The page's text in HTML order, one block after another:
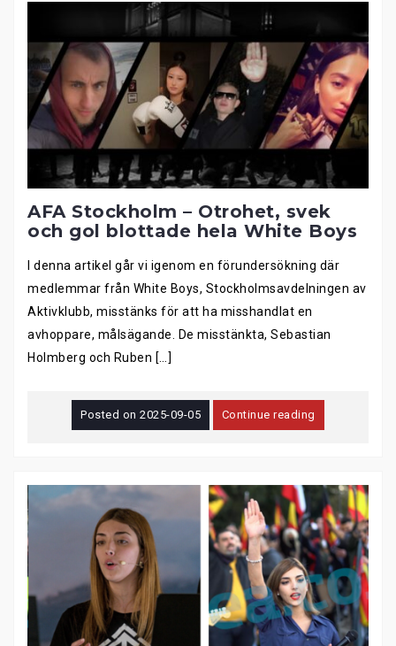
AFA Stockholm – Otrohet, svek
och gol blottade hela White Boys
I denna artikel går vi igenom en förundersökning där
medlemmar från White Boys, Stockholmsavdelningen av
Aktivklubb, misstänks för att ha misshandlat en
avhoppare, målsägande. De misstänkta, Sebastian
Holmberg och Ruben […]
Posted on2025-09-05 Continue reading